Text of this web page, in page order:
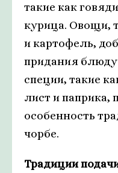
такие как
курица. Овощи,
и картофель,
придания блюду
специи, такие
лист и паприка,
особенность
чорбе.
Традиции